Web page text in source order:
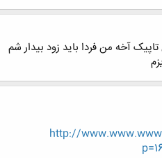
آخه من فردا باید زود بیدار شم
http://